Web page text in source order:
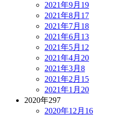
2021年9月 19
2021年8月 17
2021年7月 18
2021年6月 13
2021年5月 12
2021年4月 20
2021年3月 8
2021年2月 15
2021年1月 20
2020年297
2020年12月 16